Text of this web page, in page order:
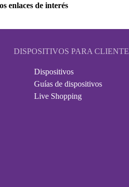
enlaces de interés
DISPOSITIVOS PARA
Dispositivos
Guías de dispositivos
Live Shopping